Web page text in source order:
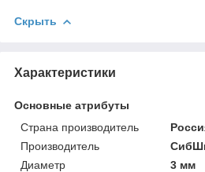
Скрыть
Характеристики
Основные атрибуты
Страна производитель
Производитель
Диаметр
3 мм